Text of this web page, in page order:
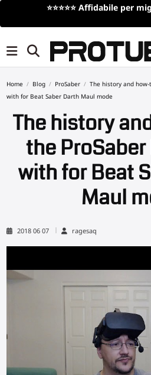
⭐⭐⭐⭐⭐ Affidabile per
Home Blog ProSaber
The history and
with for Beat Saber Darth Maul mode
The history
the
with for Beat
Maul
2018 06 07 ragesaq